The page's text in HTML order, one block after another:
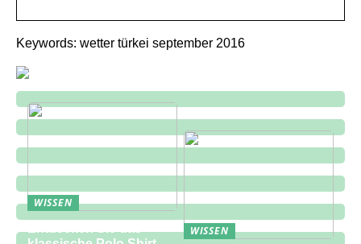
Keywords: wetter türkei september 2016
WISSEN
WISSEN